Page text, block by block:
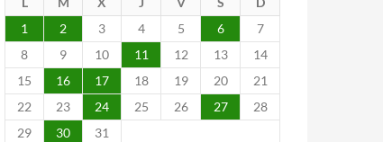
1
2 3 4 5 6
7
8
9 10 11 12 13
14
15
16 17 18 19 20
21
22
23 24 25 26 27
28
29
30
31